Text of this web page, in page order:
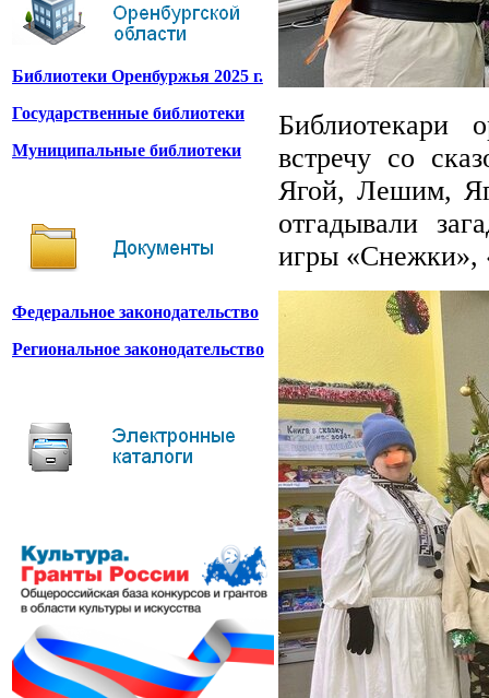
Библиотеки Оренбуржья 2025 г.
Государственные библиотеки
Муниципальные библиотеки
Федеральное законодательство
Региональное законодательство
Библиотекари
встречу со
Ягой, Лешим,
отгадывали
игры «Снежки»,